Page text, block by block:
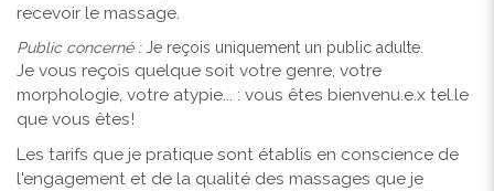
recevoir le massage.
Public concerné :Je reçois uniquement un public adulte.
Je vous reçois quelque soit votre genre, votre
morphologie, votre atypie... : vous êtes bienvenu.e.x tel.le
que vous êtes!
Les tarifs que je pratique sont établis en conscience de
l'engagement et de la qualité des massages que je